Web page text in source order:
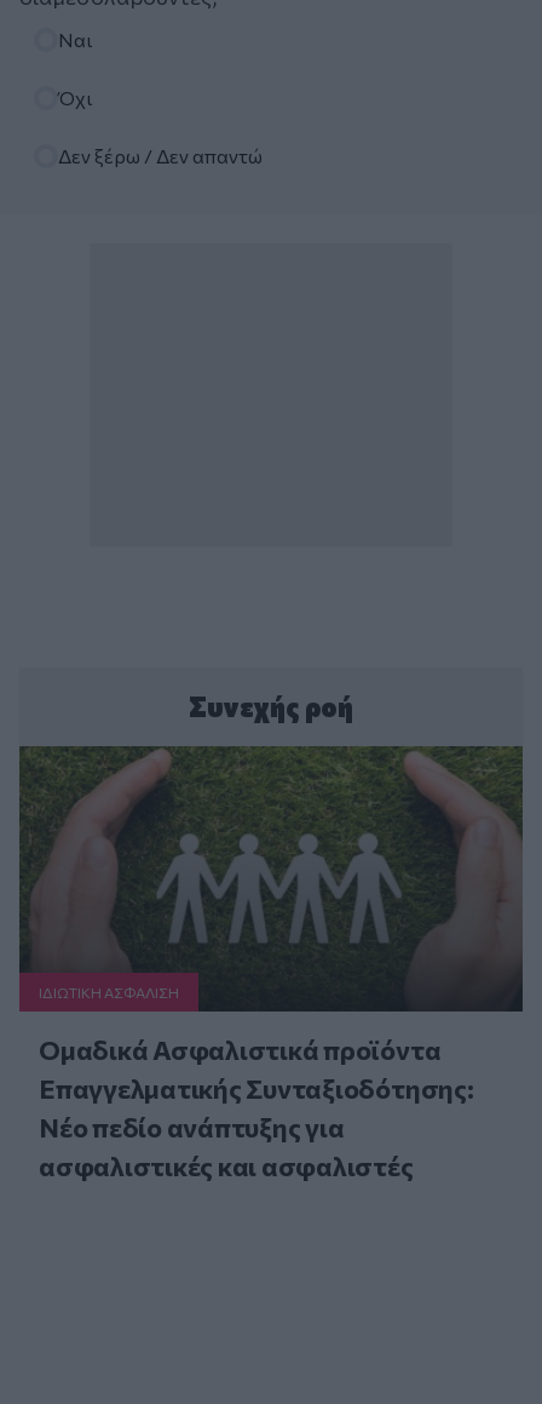
Ναι
Όχι
Δεν ξέρω / Δεν απαντώ
Συνεχής ροή
ΙΔΙΩΤΙΚΗ ΑΣΦAΛΙΣΗ
Ομαδικά Ασφαλιστικά προϊόντα
Επαγγελματικής Συνταξιοδότησης:
Νέο πεδίο ανάπτυξης για
ασφαλιστικές και ασφαλιστές